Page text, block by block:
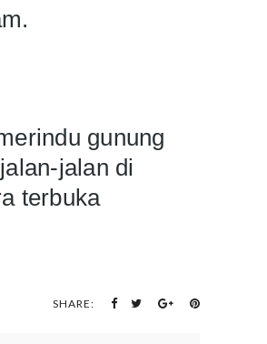
gunung
jalan di
terbuka
SHARE: